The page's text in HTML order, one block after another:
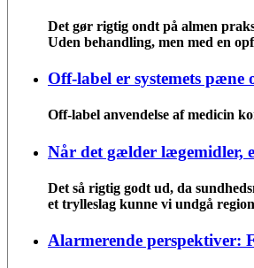
Det gør rigtig ondt på almen
Uden behandling, men med en
Off-label er systemets
Off-label anvendelse af medicin
Når det gælder lægemidler,
Det så rigtig godt ud, da
et trylleslag kunne vi undgå
Alarmerende perspektiver: